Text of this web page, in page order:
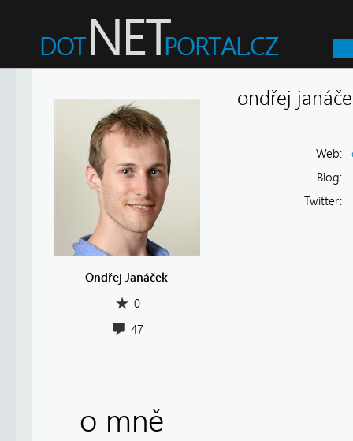
Ondřej Janáček
0
47
ondřej
Web:
Blog:
Twitter:
o mně